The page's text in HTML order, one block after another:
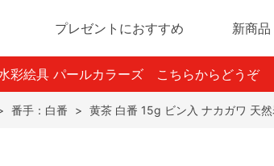
プレゼントにおすすめ 新商品
彩絵具 パールカラーズ こちらからどうぞ
番手：白番 > 黄茶 白番 15g ビン入 ナカガワ 天